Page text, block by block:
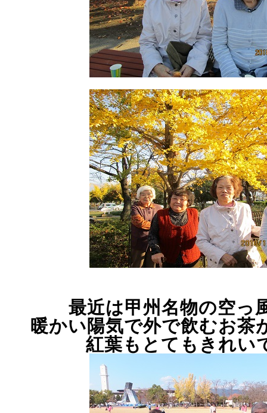
最近は甲州名物の空っ
暖かい陽気で外で飲むお
紅葉もとてもきれい